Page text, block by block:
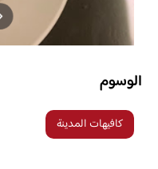
الوسوم
كافيهات المدينة